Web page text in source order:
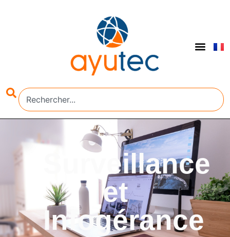
Surveillance
et
Infogérance